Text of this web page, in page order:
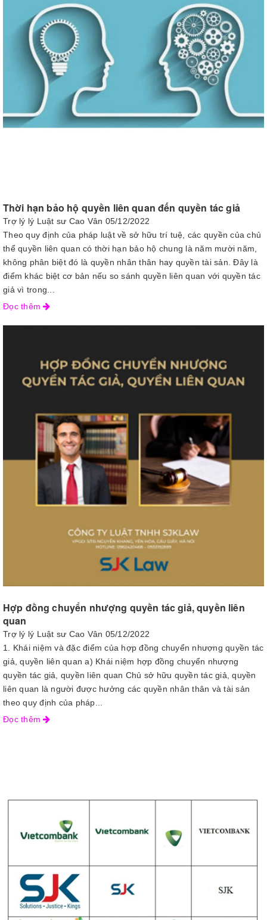
Thời hạn bảo hộ quyền liên quan đến quyền tác giả
Trợ lý lý Luật sư Cao Vân 05/12/2022
Theo quy định của pháp luật về sở hữu trí tuệ, các quyền của chủ
thể quyền liên quan có thời hạn bảo hộ chung là năm mười năm,
không phân biệt đó là quyền nhân thân hay quyền tài sản. Đây là
điểm khác biệt cơ bản nếu so sánh quyền liên quan với quyền tác
giả vì trong...
Đọc thêm
Hợp đồng chuyển nhượng quyền tác giả, quyền liên
quan
Trợ lý lý Luật sư Cao Vân 05/12/2022
1. Khái niệm và đặc điểm của hợp đồng chuyển nhượng quyền tác
giả, quyền liên quan a) Khái niệm hợp đồng chuyển nhượng
quyền tác giả, quyền liên quan Chủ sở hữu quyền tác giả, quyền
liên quan là người được hưởng các quyền nhân thân và tài sản
theo quy định của pháp...
Đọc thêm